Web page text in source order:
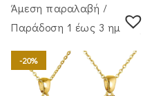
Άμεση παραλαβή /
Παράδoση 1 έως 3 ημέρες
-20%